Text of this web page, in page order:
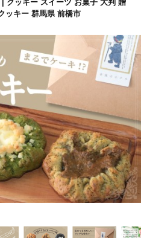
クッキー スイーツ お菓子 大判 贈
ッキー 群馬県 前橋市